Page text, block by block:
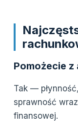
Pomożecie z
Tak —
sprawność
finansowej.